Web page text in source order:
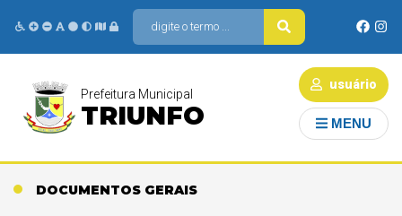
usuário
Prefeitura Municipal
TRIUNFO MENU
DOCUMENTOS GERAIS